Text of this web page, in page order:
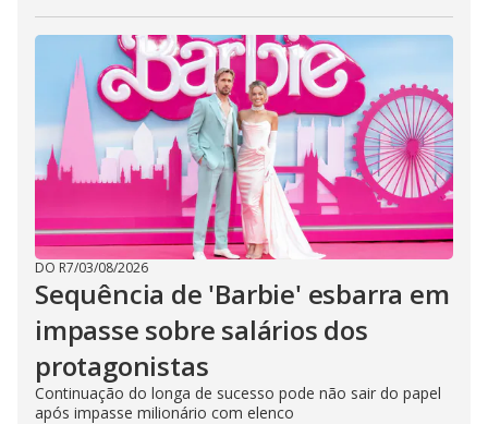
DO R7/03/08/2026
Sequência de 'Barbie' esbarra em
impasse sobre salários dos
protagonistas
Continuação do longa de sucesso pode não sair do papel
após impasse milionário com elenco